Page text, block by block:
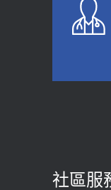
上班常
醫示警
2026-05-21
骨科魏
質密度
膝蓋退化
社區服